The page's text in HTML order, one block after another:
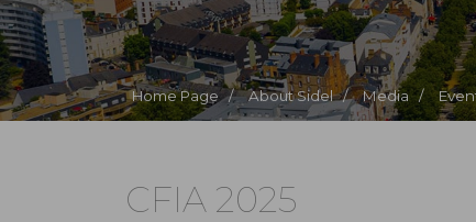
Home Page / About Sidel / Media /
CFIA 2025